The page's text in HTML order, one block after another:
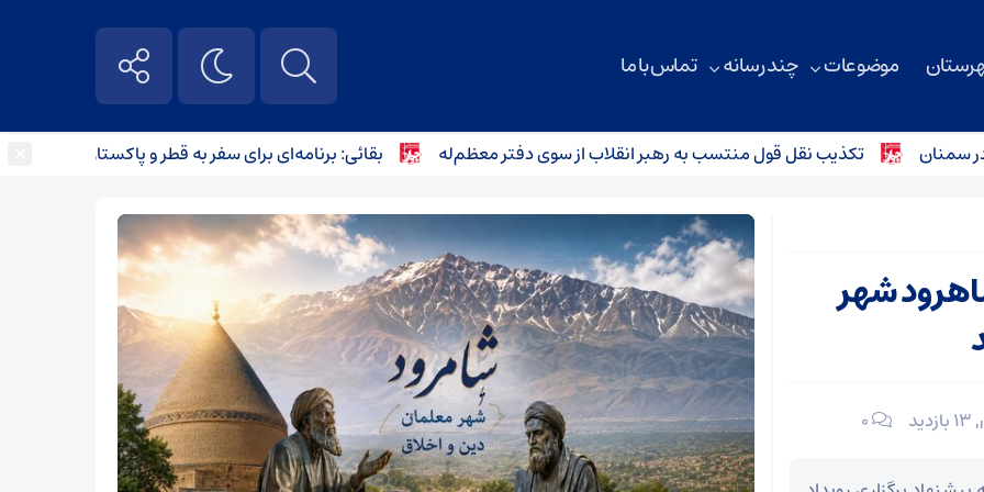
موضوعات چند رسانه تماس با ما
تکذیب نقل قول منتسب به رهبر انقلاب از سوی دفتر معظم‌له بقائی: برنامه‌ای برای سفر به قطر و پاکستان نداریم
شهر
۰